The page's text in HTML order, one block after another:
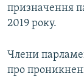
призначення
2019 року.
Члени
про